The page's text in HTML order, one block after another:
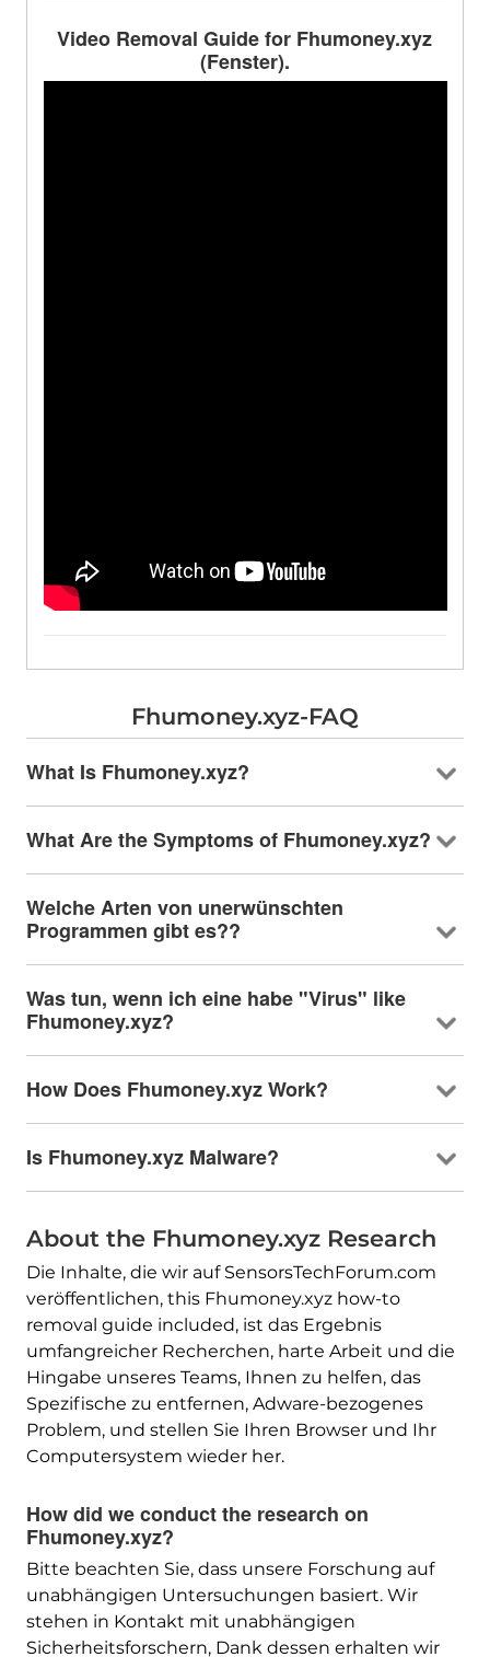
Video Removal Guide for Fhumoney.xyz
(Fenster).
Fhumoney.xyz-FAQ
What Is Fhumoney.xyz?
What Are the Symptoms of Fhumoney.xyz?
Welche Arten von unerwünschten
Programmen gibt es??
Was tun, wenn ich eine habe "Virus" like
Fhumoney.xyz?
How Does Fhumoney.xyz Work?
Is Fhumoney.xyz Malware?
About the Fhumoney.xyz Research
Die Inhalte, die wir auf SensorsTechForum.com
veröffentlichen, this Fhumoney.xyz how-to
removal guide included, ist das Ergebnis
umfangreicher Recherchen, harte Arbeit und die
Hingabe unseres Teams, Ihnen zu helfen, das
Spezifische zu entfernen, Adware-bezogenes
Problem, und stellen Sie Ihren Browser und Ihr
Computersystem wieder her.
How did we conduct the research on
Fhumoney.xyz?
Bitte beachten Sie, dass unsere Forschung auf
unabhängigen Untersuchungen basiert. Wir
stehen in Kontakt mit unabhängigen
Sicherheitsforschern, Dank dessen erhalten wir